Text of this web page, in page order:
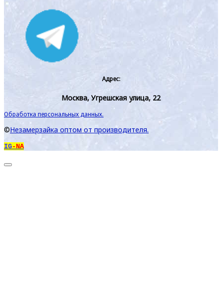
Адрес:
Москва, Угрешская улица, 22
Обработка персональных данных.
©Незамерзайка оптом от производителя.
IG-NA